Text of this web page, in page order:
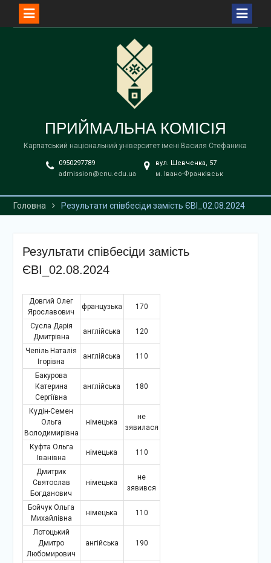
ПРИЙМАЛЬНА КОМІСІЯ
Карпатський національний університет імені Василя Стефаника
0950297789
admission@cnu.edu.ua
вул. Шевченка, 57
м. Івано-Франківськ
Головна Результати співбесіди замість ЄВІ_02.08.2024
Результати співбесіди замість
ЄВІ_02.08.2024
Довгий Олег
Ярославович
французька 170
Сусла Дарія
Дмитрівна
англійська 120
Чепіль Наталія
Ігорівна
англійська 110
Бакурова
Катерина
Сергіївна
англійська 180
Кудін-Семен
Ольга
Володимирівна
німецька
не
зявилася
Куфта Ольга
Іванівна
німецька 110
Дмитрик
Святослав
Богданович
німецька
не
зявився
Бойчук Ольга
Михайлівна
німецька 110
Лотоцький
Дмитро
Любомирович
ангійська 190